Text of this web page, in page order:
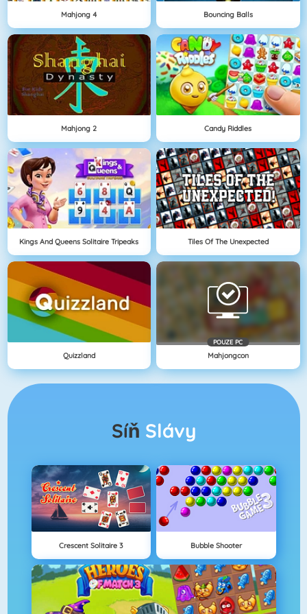
Mahjong 4 Bouncing Balls
Mahjong 2 Candy Riddles
Kings And Queens Solitaire Tripeaks Tiles Of The Unexpected
Quizzland
POUZE PC
Mahjongcon
Síň Slávy
Crescent Solitaire 3 Bubble Shooter